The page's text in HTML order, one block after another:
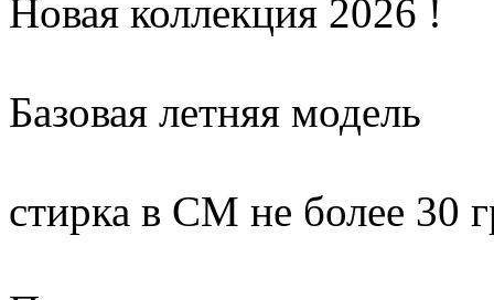
Новая коллекция 2026 !
Базовая летняя модель
стирка в СМ не более 30